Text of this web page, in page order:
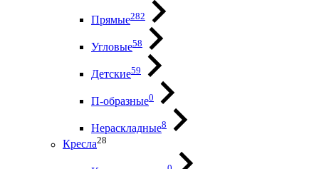
Прямые282
Угловые58
Детские59
П-образные0
Нераскладные8
Кресла28